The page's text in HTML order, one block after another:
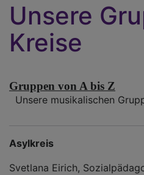
Unsere
Kreise
Gruppen von A bis Z
Unsere musikalischen
Asylkreis
Svetlana Eirich,